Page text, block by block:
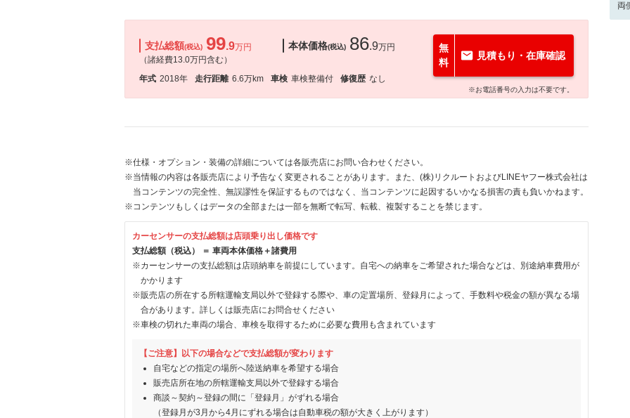
支払総額(税込) 99.9万円
（諸経費13.0万円含む）
本体価格(税込) 86.9万円
年式 2018年 走行距離 6.6万km 車検 車検整備付 修復歴 なし
無
料
見積もり・在庫確認
※お電話番号の入力は不要です。
※仕様・オプション・装備の詳細については各販売店にお問い合わせください。
※当情報の内容は各販売店により予告なく変更されることがあります。また、(株)リクルートおよびLINEヤフー株式会社は
当コンテンツの完全性、無誤謬性を保証するものではなく、当コンテンツに起因するいかなる損害の責も負いかねます。
※コンテンツもしくはデータの全部または一部を無断で転写、転載、複製することを禁じます。
カーセンサーの支払総額は店頭乗り出し価格です
支払総額（税込） ＝ 車両本体価格＋諸費用
※カーセンサーの支払総額は店頭納車を前提にしています。自宅への納車をご希望された場合などは、別途納車費用が
かかります
※販売店の所在する所轄運輸支局以外で登録する際や、車の定置場所、登録月によって、手数料や税金の額が異なる場
合があります。詳しくは販売店にお問合せください
※車検の切れた車両の場合、車検を取得するために必要な費用も含まれています
【ご注意】以下の場合などで支払総額が変わります
自宅などの指定の場所へ陸送納車を希望する場合
販売店所在地の所轄運輸支局以外で登録する場合
商談～契約～登録の間に「登録月」がずれる場合
（登録月が3月から4月にずれる場合は自動車税の額が大きく上がります）
両